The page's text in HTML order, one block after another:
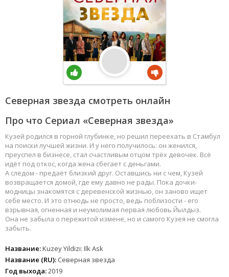
Северная звезда смотреть онлайн
Про что Сериал «Северная звезда»
Кузей родился в горной глубинке, но решил переехать в Стамбул
на поиски лучшей жизни. И у него получилось: он женился,
преуспел в бизнесе, стал счастливым отцом трёх девочек. Всё
идёт под откос, когда жена сбегает с деньгами.
А следом - предаёт близкий друг. Оставшись ни с чем, Кузей
возвращается домой, где ему давно не рады. Пока дочки-
модницы знакомятся с деревенской жизнью, он заново ищет
себе место. И это отнюдь не просто, ведь поблизости - его
взрывная, огненная и неумолимая первая любовь Йылдыз.
Она не забыла о пережитой измене, но и самого Кузея не смогла
забыть.
Название:Kuzey Yildizi: Ilk Ask
Название (RU): Северная звезда
Год выхода:2019